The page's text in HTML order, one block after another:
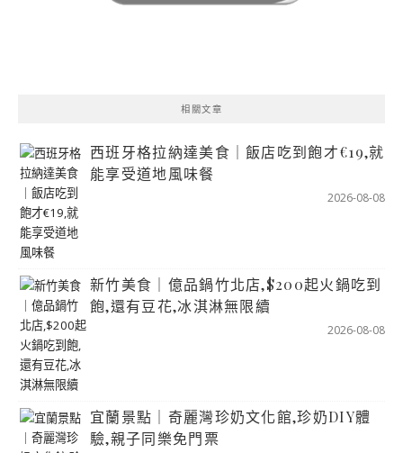
相關文章
西班牙格拉納達美食｜飯店吃到飽才€19,就
能享受道地風味餐
2026-08-08
新竹美食｜億品鍋竹北店,$200起火鍋吃到
飽,還有豆花,冰淇淋無限續
2026-08-08
宜蘭景點｜奇麗灣珍奶文化館,珍奶DIY體
驗,親子同樂免門票